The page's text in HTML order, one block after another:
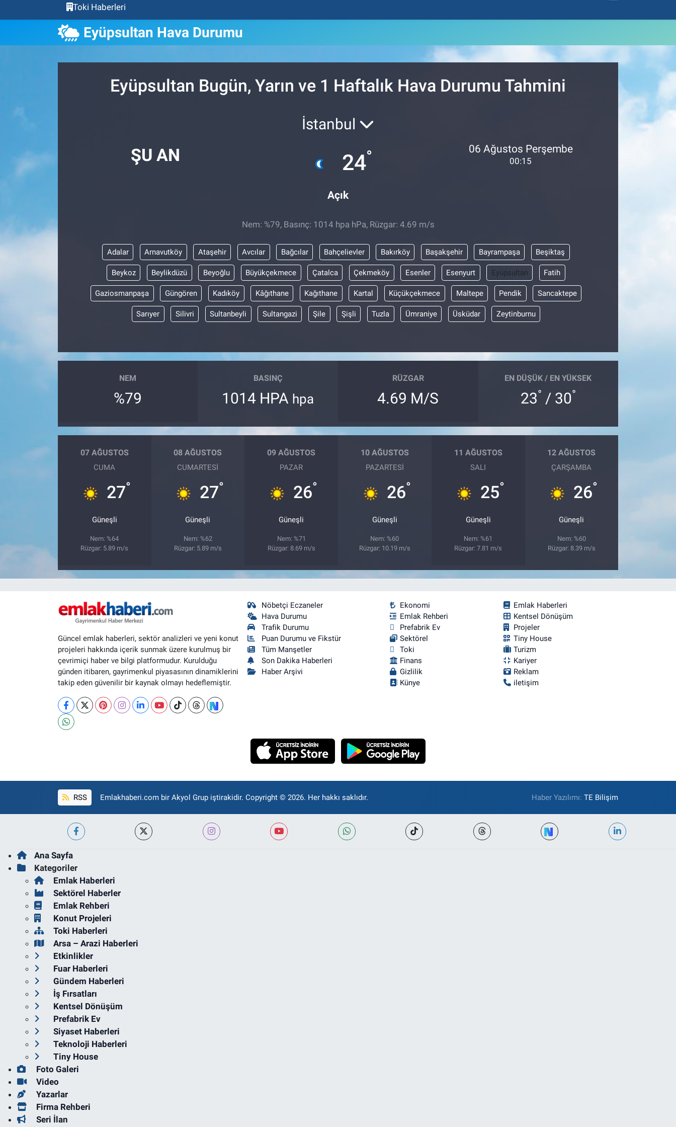
Toki Haberleri
Eyüpsultan Hava Durumu
Eyüpsultan Bugün, Yarın ve 1 Haftalık Hava Durumu Tahmini
ŞU AN
İstanbul
24°
Açık
06 Ağustos Perşembe
00:15
Nem: %79, Basınç: 1014 hpa hPa, Rüzgar: 4.69 m/s
Adalar Arnavutköy Ataşehir Avcılar Bağcılar Bahçelievler Bakırköy Başakşehir Bayrampaşa Beşiktaş
Beykoz Beylikdüzü Beyoğlu Büyükçekmece Çatalca Çekmeköy Esenler Esenyurt Eyüpsultan Fatih
Gaziosmanpaşa Güngören Kadıköy Kâğıthane Kağıthane Kartal Küçükçekmece Maltepe Pendik Sancaktepe
Sarıyer Silivri Sultanbeyli Sultangazi Şile Şişli Tuzla Ümraniye Üsküdar Zeytinburnu
NEM
%79
BASINÇ
1014 HPA hpa
RÜZGAR
4.69 M/S
EN DÜŞÜK / EN YÜKSEK
23° / 30°
07 AĞUSTOS
CUMA
27°
Güneşli
Nem: %64
Rüzgar: 5.89 m/s
08 AĞUSTOS
CUMARTESI
27°
Güneşli
Nem: %62
Rüzgar: 5.89 m/s
09 AĞUSTOS
PAZAR
26°
Güneşli
Nem: %71
Rüzgar: 8.69 m/s
10 AĞUSTOS
PAZARTESI
26°
Güneşli
Nem: %60
Rüzgar: 10.19 m/s
11 AĞUSTOS
SALI
25°
Güneşli
Nem: %61
Rüzgar: 7.81 m/s
12 AĞUSTOS
ÇARŞAMBA
26°
Güneşli
Nem: %60
Rüzgar: 8.39 m/s
Güncel emlak haberleri, sektör analizleri ve yeni konut
projeleri hakkında içerik sunmak üzere kurulmuş bir
çevrimiçi haber ve bilgi platformudur. Kurulduğu
günden itibaren, gayrimenkul piyasasının dinamiklerini
takip eden güvenilir bir kaynak olmayı hedeflemiştir.
Nöbetçi Eczaneler
Hava Durumu
Trafik Durumu
Puan Durumu ve Fikstür
Tüm Manşetler
Son Dakika Haberleri
Haber Arşivi
Ekonomi
Emlak Haberleri
Emlak Rehberi
Kentsel Dönüşüm
Prefabrik Ev
Projeler
Sektörel
Tiny House
Toki
Turizm
Finans
Kariyer
Gizlilik
Reklam
Künye
iletişim
RSS Emlakhaberi.com bir Akyol Grup iştirakidir. Copyright © 2026. Her hakkı saklıdır. Haber Yazılımı:TE Bilişim
Ana Sayfa
Kategoriler
Emlak Haberleri
Sektörel Haberler
Emlak Rehberi
Konut Projeleri
Toki Haberleri
Arsa – Arazi Haberleri
Etkinlikler
Fuar Haberleri
Gündem Haberleri
İş Fırsatları
Kentsel Dönüşüm
Prefabrik Ev
Siyaset Haberleri
Teknoloji Haberleri
Tiny House
Foto Galeri
Video
Yazarlar
Firma Rehberi
Seri İlan